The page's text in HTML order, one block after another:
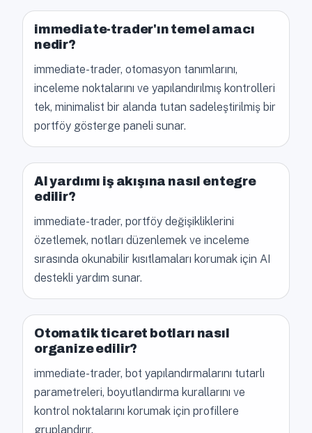
immediate-trader'ın temel amacı
nedir?
immediate-trader, otomasyon tanımlarını,
inceleme noktalarını ve yapılandırılmış kontrolleri
tek, minimalist bir alanda tutan sadeleştirilmiş bir
portföy gösterge paneli sunar.
AI yardımı iş akışına nasıl entegre
edilir?
immediate-trader, portföy değişikliklerini
özetlemek, notları düzenlemek ve inceleme
sırasında okunabilir kısıtlamaları korumak için AI
destekli yardım sunar.
Otomatik ticaret botları nasıl
organize edilir?
immediate-trader, bot yapılandırmalarını tutarlı
parametreleri, boyutlandırma kurallarını ve
kontrol noktalarını korumak için profillere
gruplandırır.